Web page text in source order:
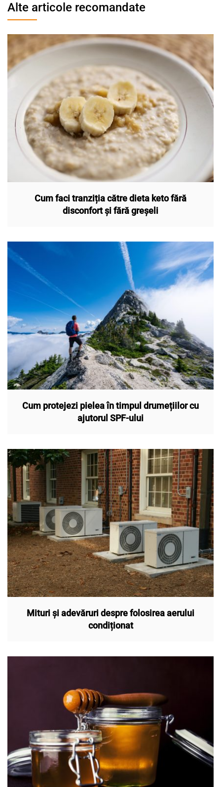
Alte articole recomandate
Cum faci tranziția către dieta keto fără
disconfort și fără greșeli
Cum protejezi pielea în timpul drumețiilor cu
ajutorul SPF-ului
Mituri și adevăruri despre folosirea aerului
condiționat